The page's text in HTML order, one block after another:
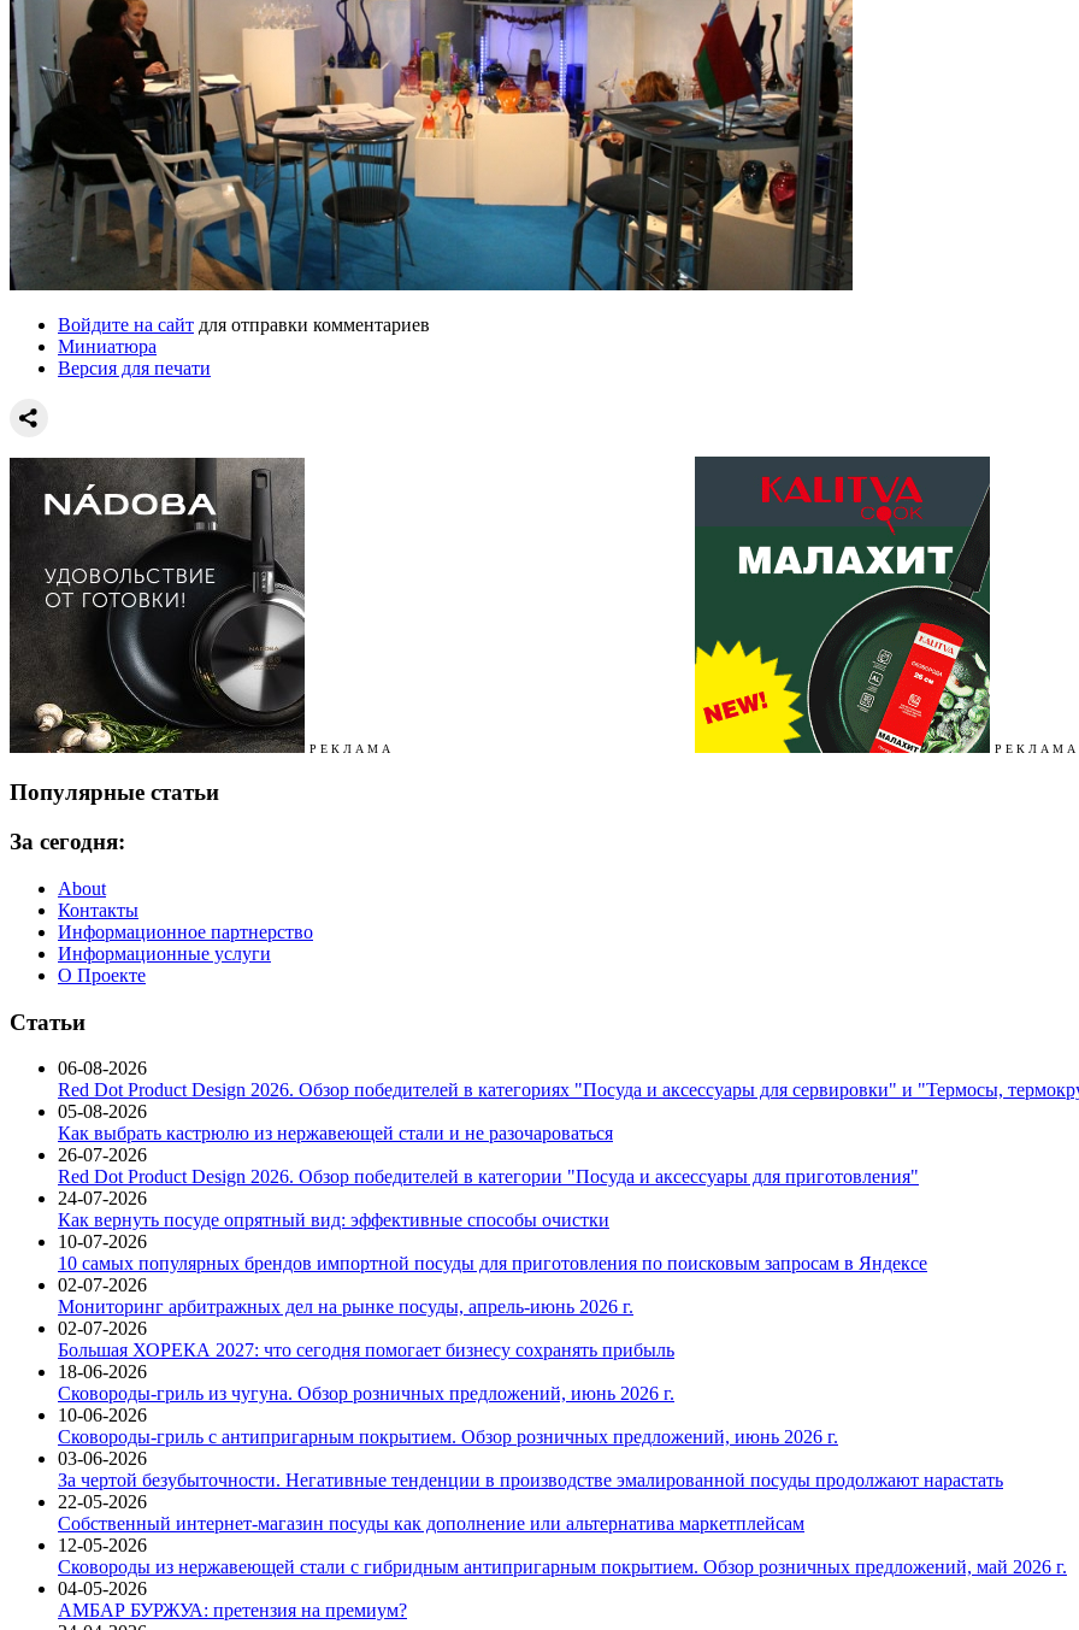
Войдите на сайт для отправки комментариев
Миниатюра
Версия для печати
Р Е К Л А М А Р Е К Л А М А
Популярные статьи
За сегодня:
About
Контакты
Информационное партнерство
Информационные услуги
О Проекте
Статьи
06-08-2026
Red Dot Product Design 2026. Обзор победителей в категориях "Посуда и аксессуары для сервировки" и "Термосы,
05-08-2026
Как выбрать кастрюлю из нержавеющей стали и не разочароваться
26-07-2026
Red Dot Product Design 2026. Обзор победителей в категории "Посуда и аксессуары для приготовления"
24-07-2026
Как вернуть посуде опрятный вид: эффективные способы очистки
10-07-2026
10 самых популярных брендов импортной посуды для приготовления по поисковым запросам в Яндексе
02-07-2026
Мониторинг арбитражных дел на рынке посуды, апрель-июнь 2026 г.
02-07-2026
Большая ХОРЕКА 2027: что сегодня помогает бизнесу сохранять прибыль
18-06-2026
Сковороды-гриль из чугуна. Обзор розничных предложений, июнь 2026 г.
10-06-2026
Сковороды-гриль с антипригарным покрытием. Обзор розничных предложений, июнь 2026 г.
03-06-2026
За чертой безубыточности. Негативные тенденции в производстве эмалированной посуды продолжают нарастать
22-05-2026
Собственный интернет-магазин посуды как дополнение или альтернатива маркетплейсам
12-05-2026
Сковороды из нержавеющей стали с гибридным антипригарным покрытием. Обзор розничных предложений, май 2026 г.
04-05-2026
АМБАР БУРЖУА: претензия на премиум?